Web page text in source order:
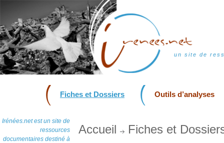
un site de
Fiches et Dossiers Outils d’analyses
Irénées.net est un site de
ressources
documentaires destiné à
Accueil Fiches et